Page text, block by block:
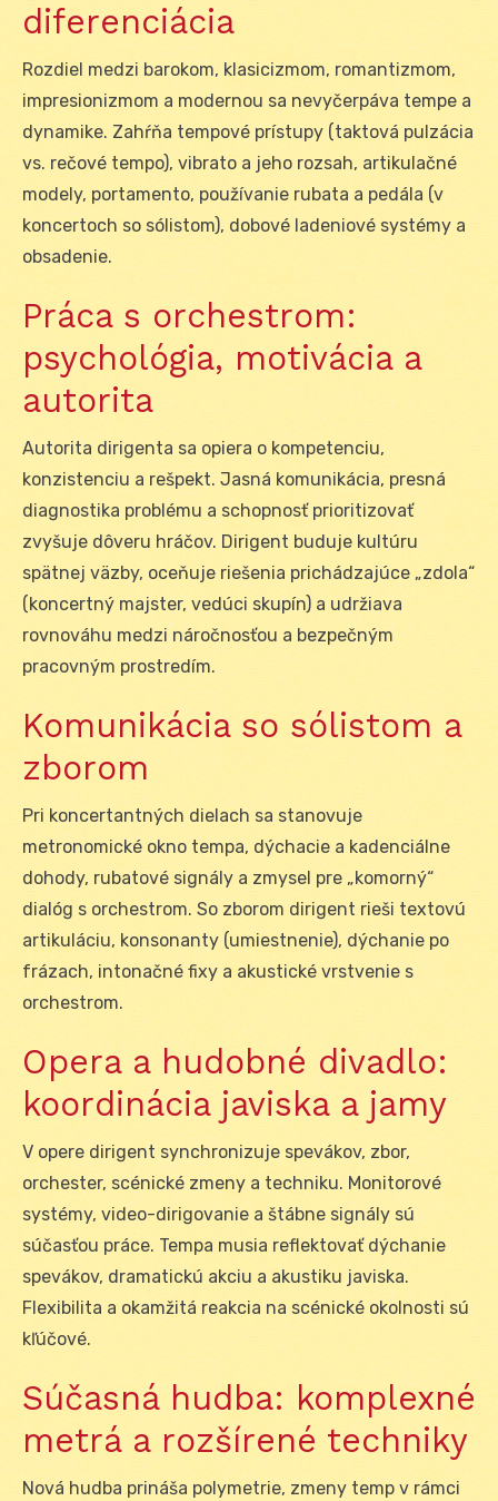
diferenciácia
Rozdiel medzi barokom, klasicizmom, romantizmom,
impresionizmom a modernou sa nevyčerpáva tempe a
dynamike. Zahŕňa tempové prístupy (taktová pulzácia
vs. rečové tempo), vibrato a jeho rozsah, artikulačné
modely, portamento, používanie rubata a pedála (v
koncertoch so sólistom), dobové ladeniové systémy a
obsadenie.
Práca s orchestrom:
psychológia, motivácia a
autorita
Autorita dirigenta sa opiera o kompetenciu,
konzistenciu a rešpekt. Jasná komunikácia, presná
diagnostika problému a schopnosť prioritizovať
zvyšuje dôveru hráčov. Dirigent buduje kultúru
spätnej väzby, oceňuje riešenia prichádzajúce „zdola“
(koncertný majster, vedúci skupín) a udržiava
rovnováhu medzi náročnosťou a bezpečným
pracovným prostredím.
Komunikácia so sólistom a
zborom
Pri koncertantných dielach sa stanovuje
metronomické okno tempa, dýchacie a kadenciálne
dohody, rubatové signály a zmysel pre „komorný“
dialóg s orchestrom. So zborom dirigent rieši textovú
artikuláciu, konsonanty (umiestnenie), dýchanie po
frázach, intonačné fixy a akustické vrstvenie s
orchestrom.
Opera a hudobné divadlo:
koordinácia javiska a jamy
V opere dirigent synchronizuje spevákov, zbor,
orchester, scénické zmeny a techniku. Monitorové
systémy, video-dirigovanie a štábne signály sú
súčasťou práce. Tempa musia reflektovať dýchanie
spevákov, dramatickú akciu a akustiku javiska.
Flexibilita a okamžitá reakcia na scénické okolnosti sú
kľúčové.
Súčasná hudba: komplexné
metrá a rozšírené techniky
Nová hudba prináša polymetrie, zmeny temp v rámci